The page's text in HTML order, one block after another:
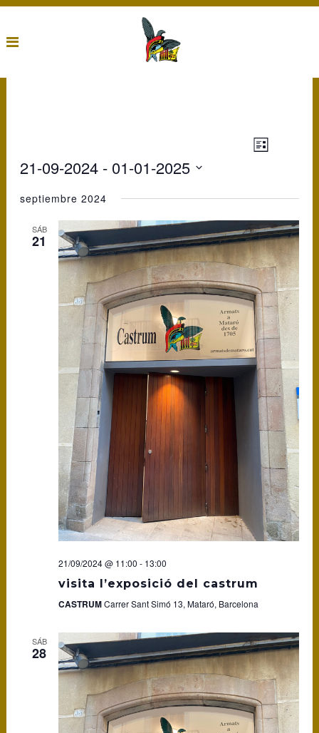
Veures
event
veures
List
21-09-2024 - 01-01-2025
date.
septiembre 2024
SÁB
21
21/09/2024 @ 11:00 - 13:00
visita l’exposició del castrum
CASTRUMCarrer Sant Simó 13, Mataró, Barcelona
SÁB
28